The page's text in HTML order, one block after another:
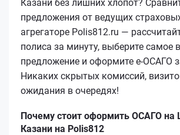
Казани без лишних хлопот?
предложения от ведущих
агрегаторе Polis812.ru —
полиса за минуту, выберите самое
предложение и оформите е‑ОСАГО
Никаких скрытых комиссий,
ожидания в очередях!
Почему стоит оформить ОСАГО на
Казани на Polis812